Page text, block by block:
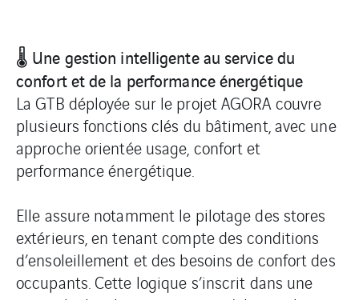
🌡️ Une gestion intelligente au service du
confort et de la performance énergétique
La GTB déployée sur le projet AGORA couvre
plusieurs fonctions clés du bâtiment, avec une
approche orientée usage, confort et
performance énergétique.
Elle assure notamment le pilotage des stores
extérieurs, en tenant compte des conditions
d’ensoleillement et des besoins de confort des
occupants. Cette logique s’inscrit dans une